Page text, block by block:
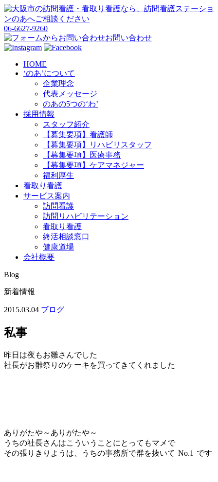
06-6627-9260
お問い合わせ
HOME
‘のあ’について
企業理念
代表メッセージ
のあの5つの‘わ’
採用情報
スタッフ紹介
【募集要項】看護師
【募集要項】リハビリスタッフ
【募集要項】医療事務
【募集要項】ケアマネジャー
福利厚生
看取り看護
サービス案内
訪問看護
訪問リハビリテーション
看取り看護
終活相談窓口
健康道場
会社概要
Blog
新着情報
2015.03.04 ブログ
私事
昨日は夜もお雛さんでした
社長がお雛祭りのケーキを買ってきてくれました
ありがたや～ありがたや～
うちの社長さんはこういうことにとってもマメで
その張りきりようは、うちの事務所で群を抜いて No.1 です